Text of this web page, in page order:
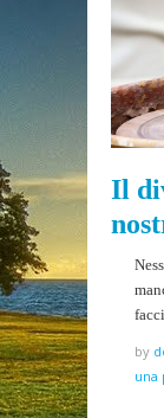
Il
by
una